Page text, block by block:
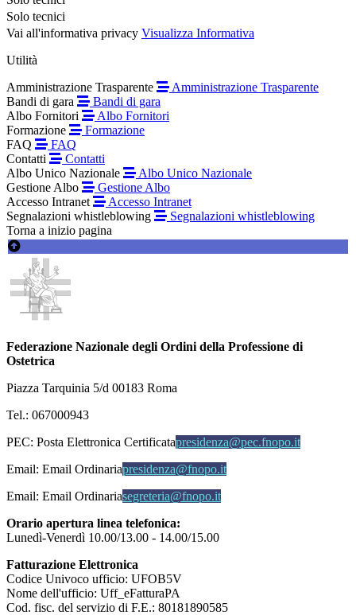
Solo tecnici
Vai all'informativa privacy Visualizza Informativa
Utilità
Amministrazione Trasparente
Amministrazione Trasparente
Bandi di gara
Bandi di gara
Albo Fornitori
Albo Fornitori
Formazione
Formazione
FAQ
FAQ
Contatti
Contatti
Albo Unico Nazionale
Albo Unico Nazionale
Gestione Albo
Gestione Albo
Accesso Intranet
Accesso Intranet
Segnalazioni whistleblowing
Segnalazioni whistleblowing
Torna a inizio pagina
Federazione Nazionale degli Ordini della Professione di
Ostetrica
Piazza Tarquinia 5/d 00183 Roma
Tel.: 067000943
PEC: Posta Elettronica Certificatapresidenza@pec.fnopo.it
Email: Email Ordinariapresidenza@fnopo.it
Email: Email Ordinariasegreteria@fnopo.it
Orario apertura linea telefonica:
Lunedì-Venerdì 10.00/13.00 - 14.00/15.00
Fatturazione Elettronica
Codice Univoco ufficio: UFOB5V
Nome dell'ufficio: Uff_eFatturaPA
Cod. fisc. del servizio di F.E.: 80181890585